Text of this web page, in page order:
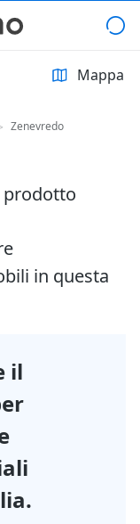
Mappa
Zenevredo
prodotto
in questa
il